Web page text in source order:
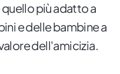
più adatto a
e delle bambine a
dell'amicizia.